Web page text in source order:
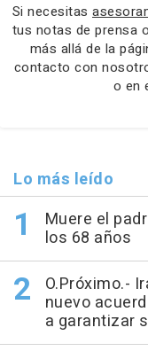
Si necesitas
tus notas de prensa o
más allá de la
contacto con
o en
Lo más leído
Muere el
los 68 años
O.Próximo.-
nuevo
a garantizar